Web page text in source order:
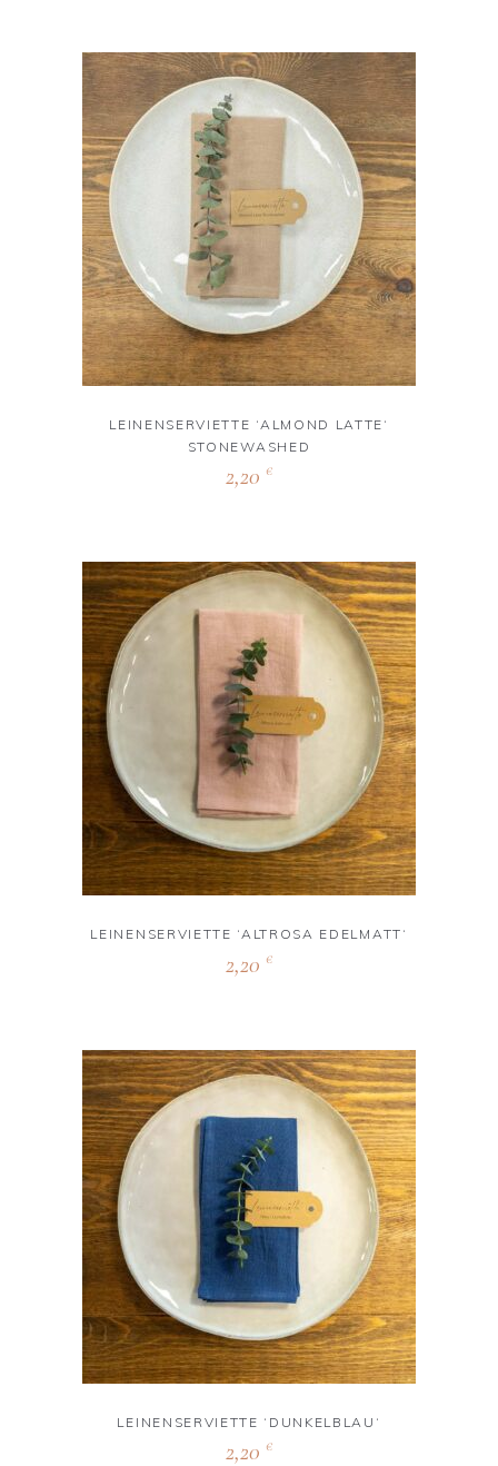
LEINENSERVIETTE ‘ALMOND LATTE‘
STONEWASHED
2,20 €
LEINENSERVIETTE ‘ALTROSA EDELMATT‘
2,20 €
LEINENSERVIETTE ‘DUNKELBLAU‘
2,20 €